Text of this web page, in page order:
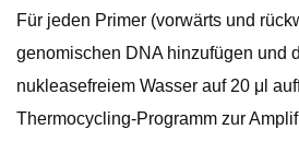
Für jeden Primer (vorwärts und
genomischen DNA hinzufügen und
nukleasefreiem Wasser auf 20 μl
Thermocycling-Programm zur